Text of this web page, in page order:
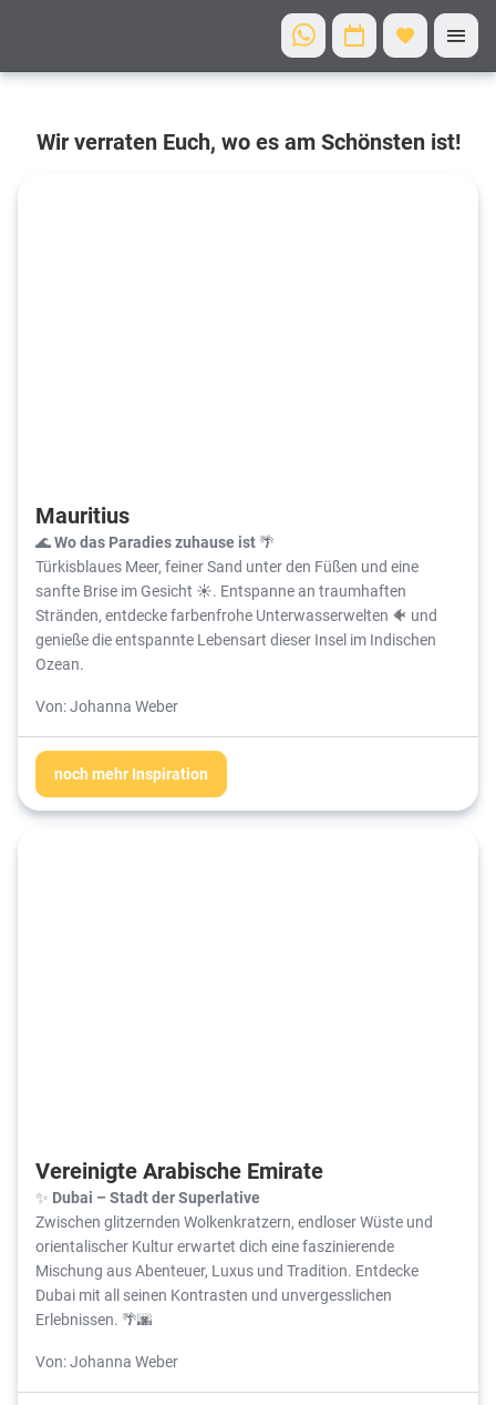
uns für
Wir verraten Euch, wo es am Schönsten ist!
Mauritius
🌊 Wo das Paradies zuhause ist 🌴
Türkisblaues Meer, feiner Sand unter den Füßen und eine
sanfte Brise im Gesicht ☀️. Entspanne an traumhaften
Stränden, entdecke farbenfrohe Unterwasserwelten 🐠 und
genieße die entspannte Lebensart dieser Insel im Indischen
Ozean.
Von: Johanna Weber
noch mehr Inspiration
Vereinigte Arabische Emirate
✨ Dubai – Stadt der Superlative
Zwischen glitzernden Wolkenkratzern, endloser Wüste und
orientalischer Kultur erwartet dich eine faszinierende
Mischung aus Abenteuer, Luxus und Tradition. Entdecke
Dubai mit all seinen Kontrasten und unvergesslichen
Erlebnissen. 🌴🌆
Von: Johanna Weber